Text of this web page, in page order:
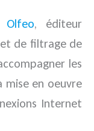
Olfeo, éditeur
de filtrage de
les
en oeuvre
Internet